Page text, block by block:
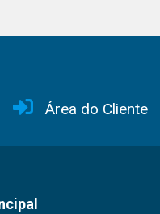
Área do Cliente